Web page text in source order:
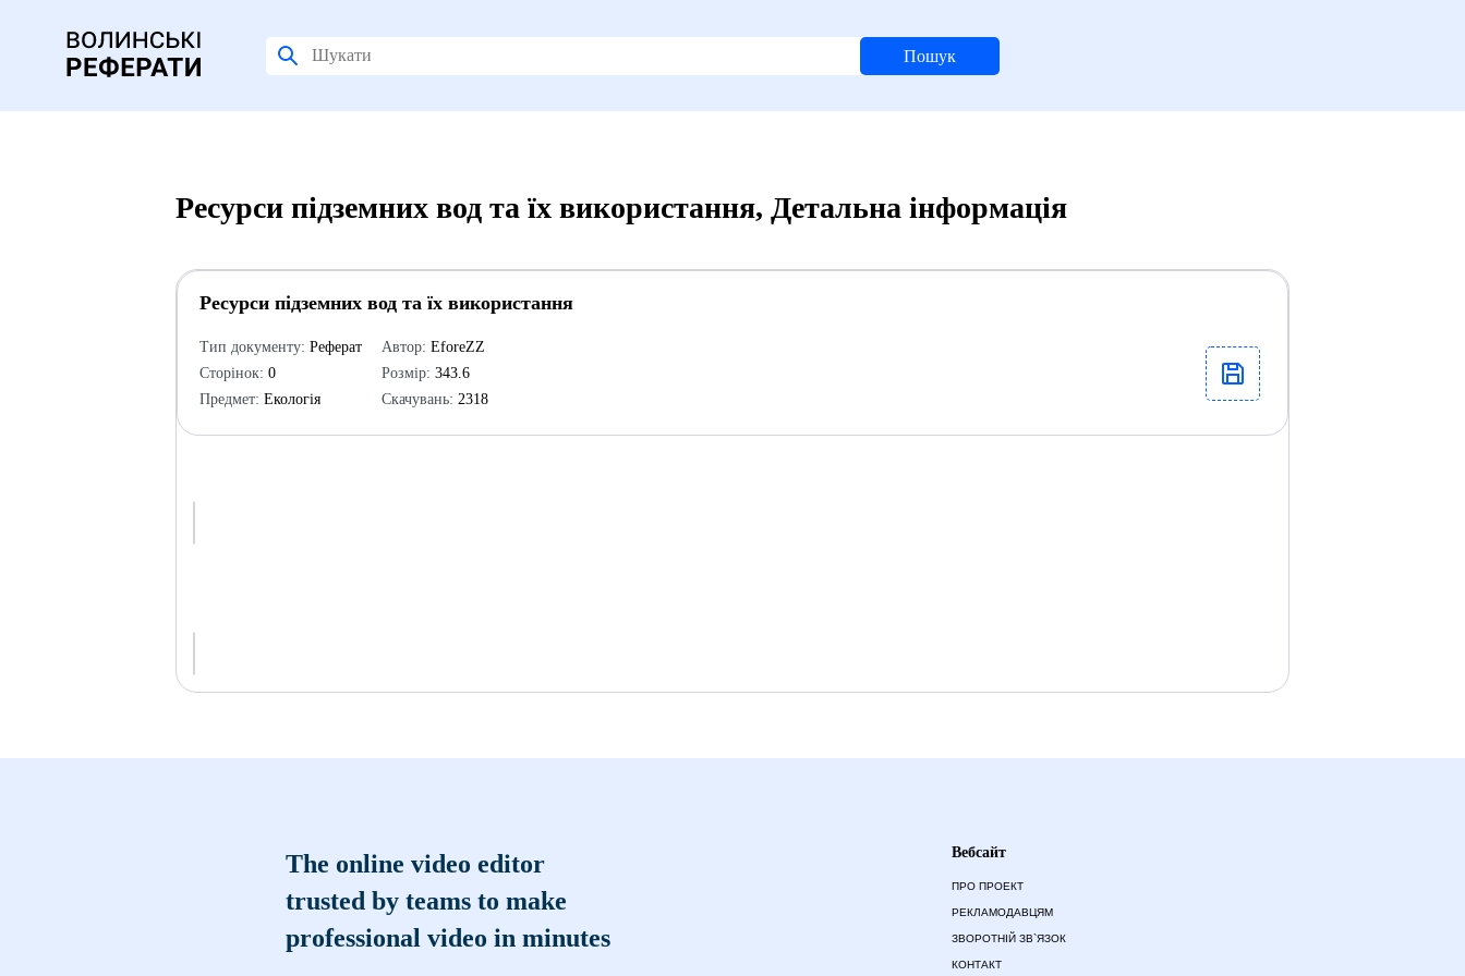
Пошук
Ресурси підземних вод та їх використання, Детальна інформація
Ресурси підземних вод та їх використання
Тип документу: Реферат
Сторінок: 0
Предмет: Екологія
Автор: EforeZZ
Розмір: 343.6
Скачувань: 2318
The online video editor
trusted by teams to make
professional video in minutes
Вебсайт
ПРО ПРОЕКТ
РЕКЛАМОДАВЦЯМ
ЗВОРОТНІЙ ЗВ`ЯЗОК
КОНТАКТ